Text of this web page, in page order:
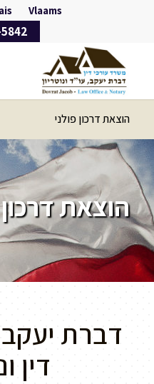
Vlaams
הוצאת דרכון פולני
הוצאת דרכון
דברת
דין